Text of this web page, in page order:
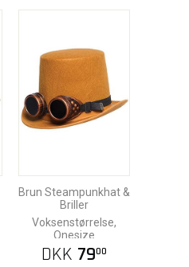
Brun Steampunkhat &
Briller
Voksenstørrelse,
Onesize
DKK 7900